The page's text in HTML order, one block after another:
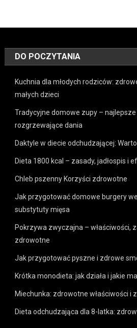
DO POCZYTANIA
Kuchnia dla młodych rodziców:
małych dzieci
Tradycyjne domowe zupy –
rozgrzewające dania
Daktyle w diecie odchudzającej:
Dieta 1800 kcal – zasady, jadłospis i
Chleb pszenny Korzyści zdrowotne
Jak przygotować domowe burgery
substytuty mięsa
Pokrzywa zwyczajna – właściwości,
zdrowotne
Jak przygotować pyszne i zdrowe
Krótka monodieta: jak działa i jakie
Miechunka: zdrowotne właściwości i
Dieta odchudzająca dla 8-latka: